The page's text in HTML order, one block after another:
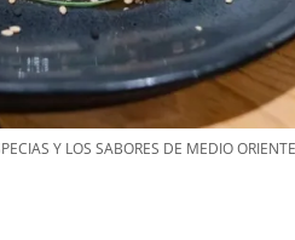
Y LOS SABORES DE MEDIO